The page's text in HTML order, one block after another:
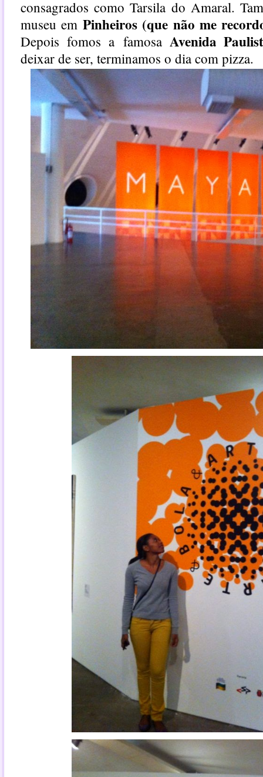
consagrados como Tarsila do Amaral.
museu em Pinheiros (que não me
Depois fomos a famosa Avenida
deixar de ser, terminamos o dia com pizza.